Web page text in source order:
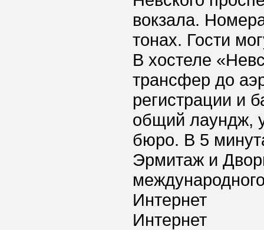
вокзала.
тонах. Гости
В хостеле
трансфер до
регистрации и
общий лаундж,
бюро. В 5
Эрмитаж и
Интернет
Интернет